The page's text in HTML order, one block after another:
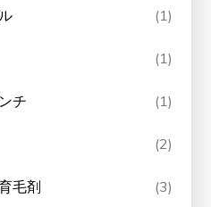
(1)
(1)
チ (1)
(2)
毛剤 (3)